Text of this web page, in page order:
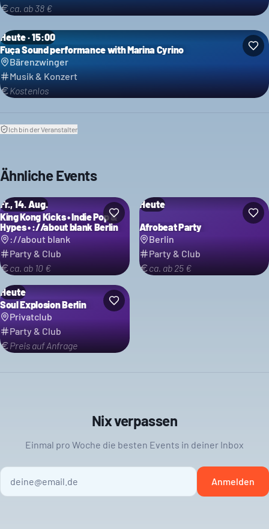
ca. ab 38 €
Heute · 15:00
Fuça Sound performance with Marina Cyrino
Bärenzwinger
Musik & Konzert
Kostenlos
Ich bin der Veranstalter
Ähnliche Events
Fr., 14. Aug.
King Kong Kicks • Indie Pop &
Hypes • ://about blank Berlin
://about blank
Party & Club
ca. ab 10 €
Heute
Afrobeat Party
Berlin
Party & Club
ca. ab 25 €
Heute
Soul Explosion Berlin
Privatclub
Party & Club
Preis auf Anfrage
Nix verpassen
Einmal pro Woche die besten Events in deiner Inbox
Anmelden